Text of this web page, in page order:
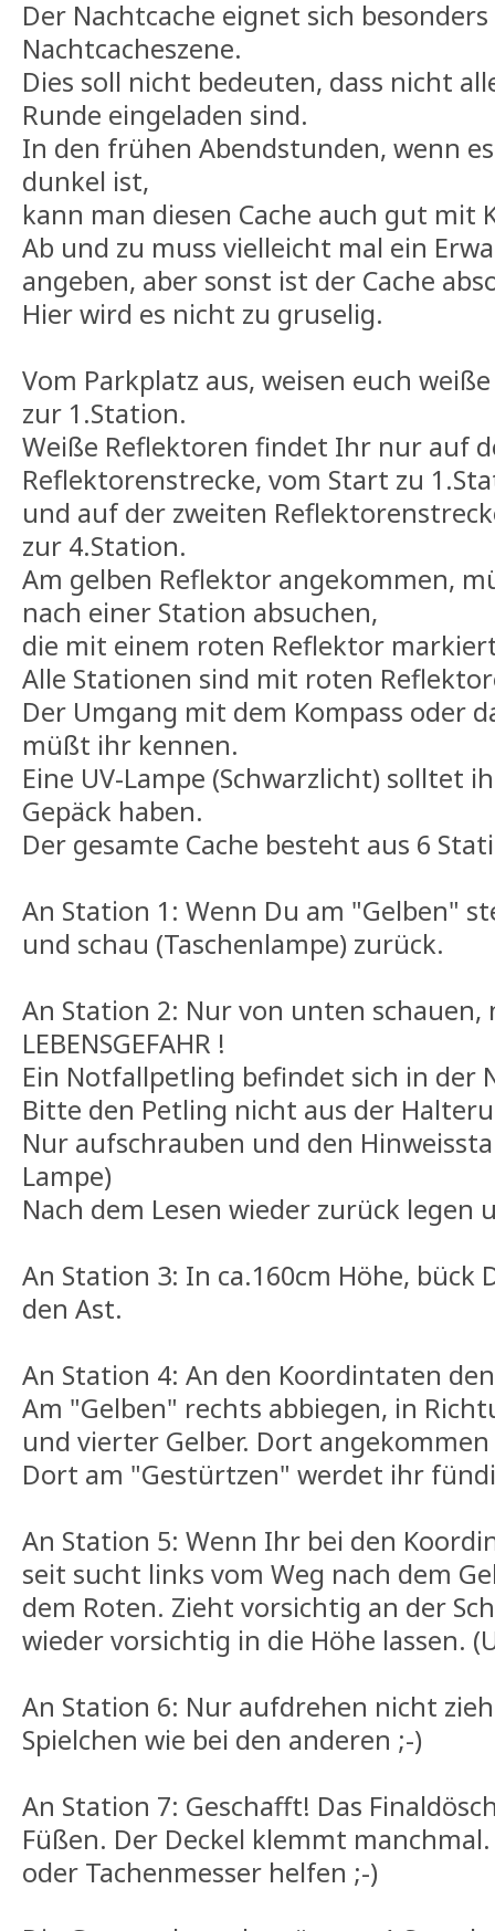
Der Nachtcache eignet sich
Nachtcacheszene.
Dies soll nicht bedeuten, dass nicht
Runde eingeladen sind.
In den frühen Abendstunden, wenn
dunkel ist,
kann man diesen Cache auch gut mit
Ab und zu muss vielleicht mal ein
angeben, aber sonst ist der Cache
Hier wird es nicht zu gruselig.
Vom Parkplatz aus, weisen euch
zur 1.Station.
Weiße Reflektoren findet Ihr nur auf
Reflektorenstrecke, vom Start zu
und auf der zweiten
zur 4.Station.
Am gelben Reflektor angekommen,
nach einer Station absuchen,
die mit einem roten Reflektor
Alle Stationen sind mit roten
Der Umgang mit dem Kompass oder
müßt ihr kennen.
Eine UV-Lampe (Schwarzlicht) solltet
Gepäck haben.
Der gesamte Cache besteht aus 6
An Station 1: Wenn Du am "Gelben"
und schau (Taschenlampe) zurück.
An Station 2: Nur von unten
LEBENSGEFAHR !
Ein Notfallpetling befindet sich in der
Bitte den Petling nicht aus der
Nur aufschrauben und den
Lampe)
Nach dem Lesen wieder zurück legen
An Station 3: In ca.160cm Höhe, bück
den Ast.
An Station 4: An den Koordintaten
Am "Gelben" rechts abbiegen, in
und vierter Gelber. Dort
Dort am "Gestürtzen" werdet ihr
An Station 5: Wenn Ihr bei den
seit sucht links vom Weg nach dem
dem Roten. Zieht vorsichtig an der
wieder vorsichtig in die Höhe lassen.
An Station 6: Nur aufdrehen nicht
Spielchen wie bei den anderen ;-)
An Station 7: Geschafft! Das
Füßen. Der Deckel klemmt
oder Tachenmesser helfen ;-)